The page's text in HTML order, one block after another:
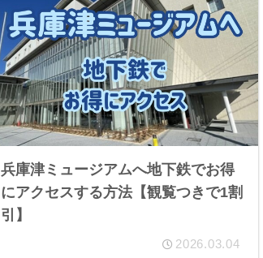
兵庫津ミュージアムへ地下鉄でお得
にアクセスする方法【観覧つきで1割
引】
2026.03.04